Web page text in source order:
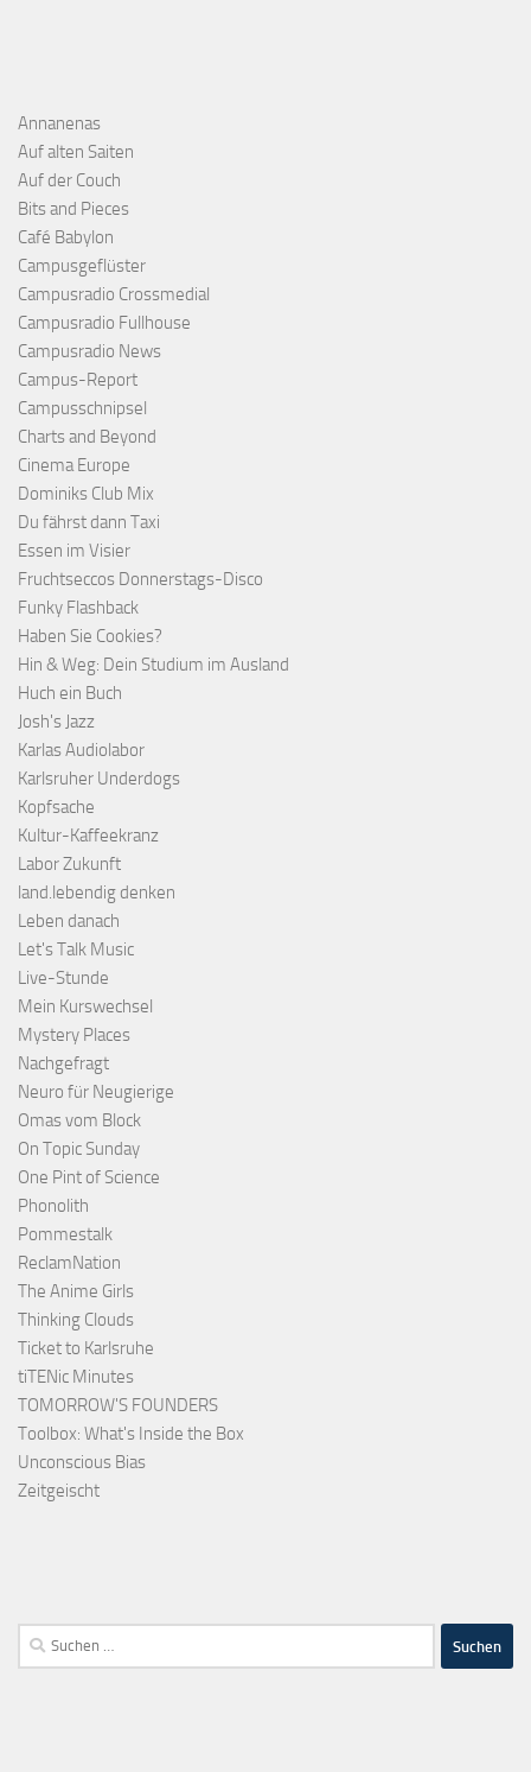
Annanenas
Auf alten Saiten
Auf der Couch
Bits and Pieces
Café Babylon
Campusgeflüster
Campusradio Crossmedial
Campusradio Fullhouse
Campusradio News
Campus-Report
Campusschnipsel
Charts and Beyond
Cinema Europe
Dominiks Club Mix
Du fährst dann Taxi
Essen im Visier
Fruchtseccos Donnerstags-Disco
Funky Flashback
Haben Sie Cookies?
Hin & Weg: Dein Studium im Ausland
Huch ein Buch
Josh's Jazz
Karlas Audiolabor
Karlsruher Underdogs
Kopfsache
Kultur-Kaffeekranz
Labor Zukunft
land.lebendig denken
Leben danach
Let's Talk Music
Live-Stunde
Mein Kurswechsel
Mystery Places
Nachgefragt
Neuro für Neugierige
Omas vom Block
On Topic Sunday
One Pint of Science
Phonolith
Pommestalk
ReclamNation
The Anime Girls
Thinking Clouds
Ticket to Karlsruhe
tiTENic Minutes
TOMORROW'S FOUNDERS
Toolbox: What's Inside the Box
Unconscious Bias
Zeitgeischt